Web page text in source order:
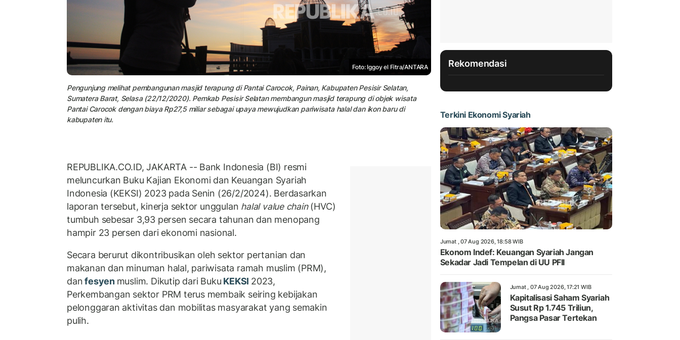
Foto: Iggoy el Fitra/ANTARA
Pengunjung melihat pembangunan masjid terapung di Pantai Carocok, Painan, Kabupaten Pesisir Selatan,
Sumatera Barat, Selasa (22/12/2020). Pemkab Pesisir Selatan membangun masjid terapung di objek wisata
Pantai Carocok dengan biaya Rp27,5 miliar sebagai upaya mewujudkan pariwisata halal dan ikon baru di
kabupaten itu.
REPUBLIKA.CO.ID, JAKARTA -- Bank Indonesia (BI) resmi
meluncurkan Buku Kajian Ekonomi dan Keuangan Syariah
Indonesia (KEKSI) 2023 pada Senin (26/2/2024). Berdasarkan
laporan tersebut, kinerja sektor unggulan halal value chain(HVC)
tumbuh sebesar 3,93 persen secara tahunan dan menopang
hampir 23 persen dari ekonomi nasional.
Secara berurut dikontribusikan oleh sektor pertanian dan
makanan dan minuman halal, pariwisata ramah muslim (PRM),
danfesyen muslim. Dikutip dari Buku KEKSI 2023,
Perkembangan sektor PRM terus membaik seiring kebijakan
pelonggaran aktivitas dan mobilitas masyarakat yang semakin
pulih.
Rekomendasi
Terkini Ekonomi Syariah
Jumat , 07 Aug 2026, 18:58 WIB
Ekonom Indef: Keuangan Syariah Jangan
Sekadar Jadi Tempelan di UU PFII
Jumat , 07 Aug 2026, 17:21 WIB
Kapitalisasi Saham Syariah
Susut Rp 1.745 Triliun,
Pangsa Pasar Tertekan